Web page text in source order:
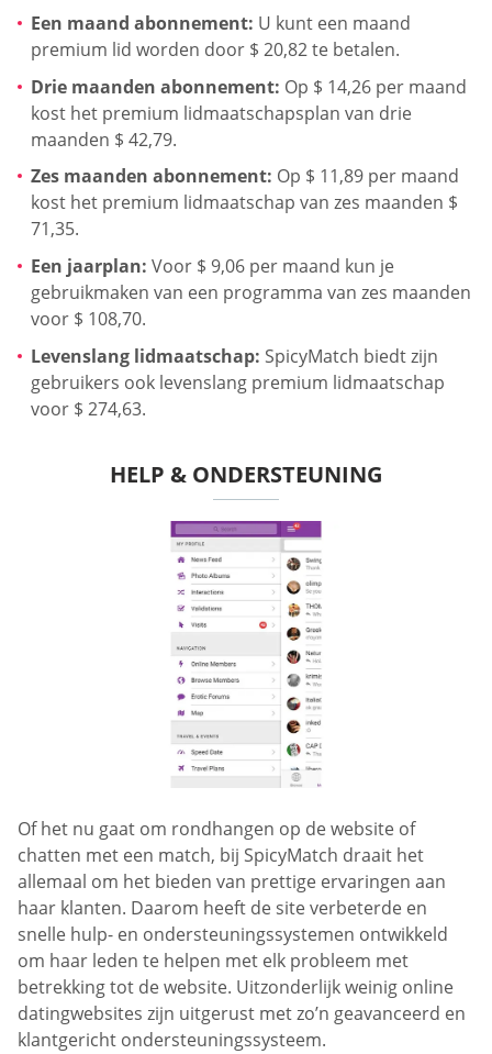
Een maand abonnement: U kunt een maand
premium lid worden door $ 20,82 te betalen.
Drie maanden abonnement: Op $ 14,26 per maand
kost het premium lidmaatschapsplan van drie
maanden $ 42,79.
Zes maanden abonnement: Op $ 11,89 per maand
kost het premium lidmaatschap van zes maanden $
71,35.
Een jaarplan: Voor $ 9,06 per maand kun je
gebruikmaken van een programma van zes maanden
voor $ 108,70.
Levenslang lidmaatschap: SpicyMatch biedt zijn
gebruikers ook levenslang premium lidmaatschap
voor $ 274,63.
HELP & ONDERSTEUNING
Of het nu gaat om rondhangen op de website of
chatten met een match, bij SpicyMatch draait het
allemaal om het bieden van prettige ervaringen aan
haar klanten. Daarom heeft de site verbeterde en
snelle hulp- en ondersteuningssystemen ontwikkeld
om haar leden te helpen met elk probleem met
betrekking tot de website. Uitzonderlijk weinig online
datingwebsites zijn uitgerust met zo’n geavanceerd en
klantgericht ondersteuningssysteem.